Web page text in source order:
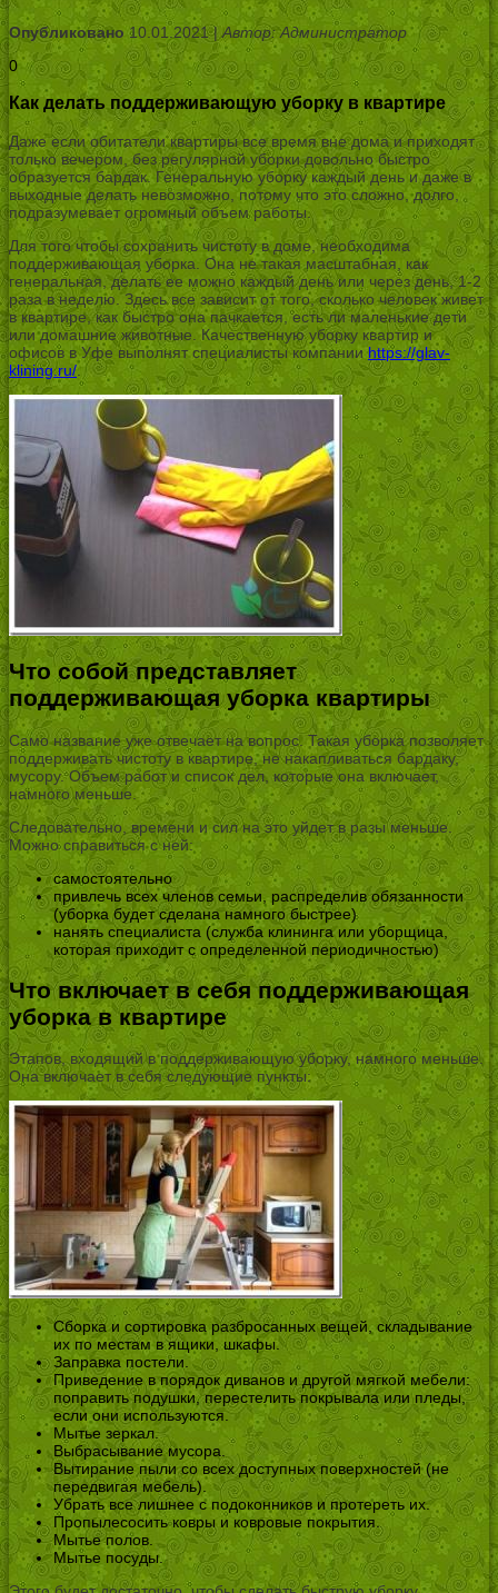
Опубликовано10.01.2021 |Автор: Администратор
0
Как делать поддерживающую уборку в квартире
Даже если обитатели квартиры все время вне дома и приходят
только вечером, без регулярной уборки довольно быстро
образуется бардак. Генеральную уборку каждый день и даже в
выходные делать невозможно, потому что это сложно, долго,
подразумевает огромный объем работы.
Для того чтобы сохранить чистоту в доме, необходима
поддерживающая уборка. Она не такая масштабная, как
генеральная, делать ее можно каждый день или через день, 1-2
раза в неделю. Здесь все зависит от того, сколько человек живет
в квартире, как быстро она пачкается, есть ли маленькие дети
или домашние животные. Качественную уборку квартир и
офисов в Уфе выполнят специалисты компанииhttps://glav-
klining.ru/.
Что собой представляет
поддерживающая уборка квартиры
Само название уже отвечает на вопрос. Такая уборка позволяет
поддерживать чистоту в квартире, не накапливаться бардаку,
мусору. Объем работ и список дел, которые она включает,
намного меньше.
Следовательно, времени и сил на это уйдет в разы меньше.
Можно справиться с ней:
самостоятельно
привлечь всех членов семьи, распределив обязанности
(уборка будет сделана намного быстрее)
нанять специалиста (служба клининга или уборщица,
которая приходит с определенной периодичностью)
Что включает в себя поддерживающая
уборка в квартире
Этапов, входящий в поддерживающую уборку, намного меньше.
Она включает в себя следующие пункты:
Сборка и сортировка разбросанных вещей, складывание
их по местам в ящики, шкафы.
Заправка постели.
Приведение в порядок диванов и другой мягкой мебели:
поправить подушки, перестелить покрывала или пледы,
если они используются.
Мытье зеркал.
Выбрасывание мусора.
Вытирание пыли со всех доступных поверхностей (не
передвигая мебель).
Убрать все лишнее с подоконников и протереть их.
Пропылесосить ковры и ковровые покрытия.
Мытье полов.
Мытье посуды.